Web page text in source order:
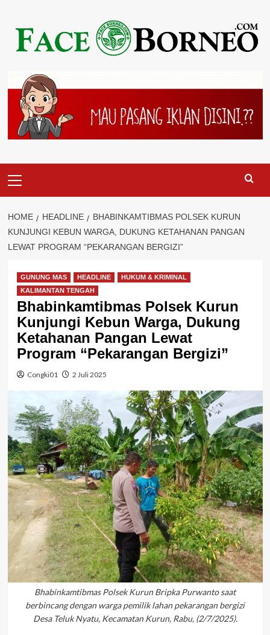
content
Menu
HOME HEADLINE
BHABINKAMTIBMAS POLSEK KURUN
KUNJUNGI KEBUN WARGA, DUKUNG KETAHANAN PANGAN
LEWAT PROGRAM “PEKARANGAN BERGIZI”
GUNUNG MAS HEADLINE
HUKUM & KRIMINAL
KALIMANTAN TENGAH
Bhabinkamtibmas Polsek Kurun
Kunjungi Kebun Warga, Dukung
Ketahanan Pangan Lewat
Program “Pekarangan Bergizi”
Congki01 2 Juli 2025
Bhabinkamtibmas Polsek Kurun Bripka Purwanto saat
berbincang dengan warga pemilik lahan pekarangan bergizi
Desa Teluk Nyatu, Kecamatan Kurun, Rabu, (2/7/2025).